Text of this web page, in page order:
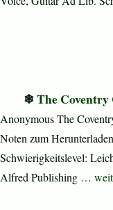
The
Anonymous The
Noten zum
Schwierigkeitslevel:
Alfred Publishing …